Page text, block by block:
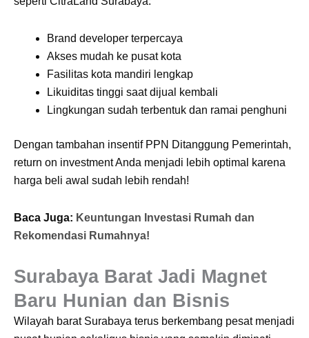
Brand developer terpercaya
Akses mudah ke pusat kota
Fasilitas kota mandiri lengkap
Likuiditas tinggi saat dijual kembali
Lingkungan sudah terbentuk dan ramai penghuni
Dengan tambahan insentif PPN Ditanggung Pemerintah,
return on investment Anda menjadi lebih optimal karena
harga beli awal sudah lebih rendah!
Baca Juga: Keuntungan Investasi Rumah dan
Rekomendasi Rumahnya!
Surabaya Barat Jadi Magnet
Baru Hunian dan Bisnis
Wilayah barat Surabaya terus berkembang pesat menjadi